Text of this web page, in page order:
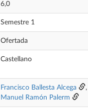
6,0
Semestre 1
Ofertada
Castellano
Francisco Ballesta Alcega ,
Manuel Ramón Palerm